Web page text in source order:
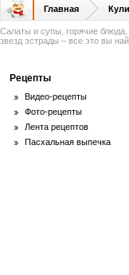
Главная
Салаты и супы, горячие
звезд эстрады – все это вы
Рецепты
Видео-рецепты
Фото-рецепты
Лента рецептов
Пасхальная выпечка